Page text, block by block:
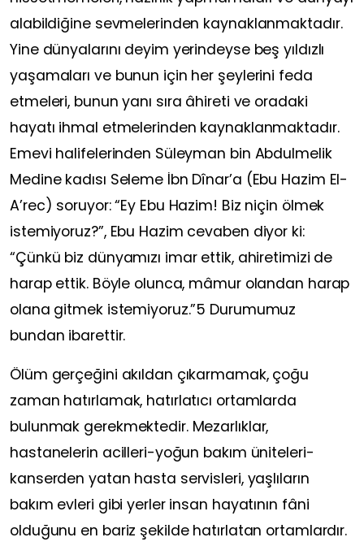
alabildiğine sevmelerinden kaynaklanmaktadır.
Yine dünyalarını deyim yerindeyse beş yıldızlı
yaşamaları ve bunun için her şeylerini feda
etmeleri, bunun yanı sıra âhireti ve oradaki
hayatı ihmal etmelerinden kaynaklanmaktadır.
Emevi halifelerinden Süleyman bin Abdulmelik
Medine kadısı Seleme İbn Dînar’a (Ebu Hazim El-
A’rec) soruyor: “Ey Ebu Hazim! Biz niçin ölmek
istemiyoruz?”, Ebu Hazim cevaben diyor ki:
“Çünkü biz dünyamızı imar ettik, ahiretimizi de
harap ettik. Böyle olunca, mâmur olandan harap
olana gitmek istemiyoruz.”5 Durumumuz
bundan ibarettir.
Ölüm gerçeğini akıldan çıkarmamak, çoğu
zaman hatırlamak, hatırlatıcı ortamlarda
bulunmak gerekmektedir. Mezarlıklar,
hastanelerin acilleri-yoğun bakım üniteleri-
kanserden yatan hasta servisleri, yaşlıların
bakım evleri gibi yerler insan hayatının fâni
olduğunu en bariz şekilde hatırlatan ortamlardır.